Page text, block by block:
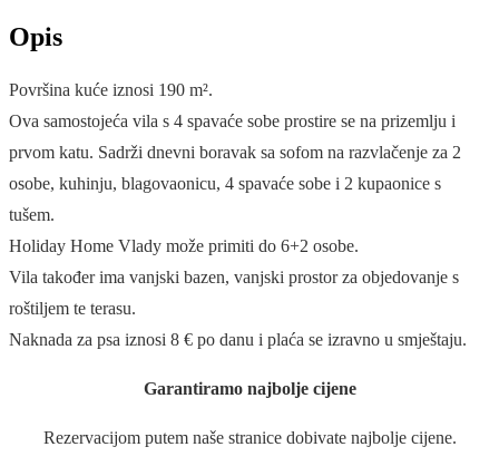
Opis
Površina kuće iznosi 190 m².
Ova samostojeća vila s 4 spavaće sobe prostire se na prizemlju i
prvom katu. Sadrži dnevni boravak sa sofom na razvlačenje za 2
osobe, kuhinju, blagovaonicu, 4 spavaće sobe i 2 kupaonice s
tušem.
Holiday Home Vlady može primiti do 6+2 osobe.
Vila također ima vanjski bazen, vanjski prostor za objedovanje s
roštiljem te terasu.
Naknada za psa iznosi 8 € po danu i plaća se izravno u smještaju.
Garantiramo najbolje cijene
Rezervacijom putem naše stranice dobivate najbolje cijene.